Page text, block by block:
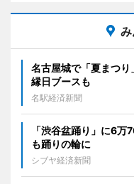
名古屋城で「夏まつ
縁日ブースも
名駅経済新聞
「渋谷盆踊り」に6
も踊りの輪に
シブヤ経済新聞